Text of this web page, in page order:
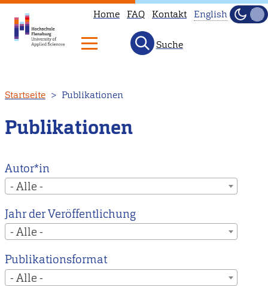
zum
Inhalt
Home FAQ Kontakt
to
our
main
instead.
English
Hell
Suche
Startseite Publikationen
Publikationen
Autor*in
- Alle -
Jahr der Veröffentlichung
- Alle -
Publikationsformat
- Alle -